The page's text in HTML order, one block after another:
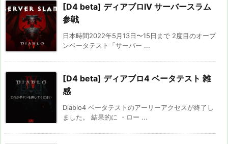
[D4 beta] ディアブロIV サーバースラム
参戦
日本時間2022年5月13日〜15日まで 2度目のオープ
ンベータテスト「サーバー ...
[D4 beta] ディアブロ4 ベータテスト 雑
感
Diablo4 ベータテストのアーリーアクセスが終了し
ました。 結果的に ・ロー ...